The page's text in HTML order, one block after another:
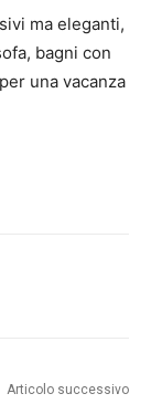
ma eleganti,
bagni con
una vacanza
Articolo successivo